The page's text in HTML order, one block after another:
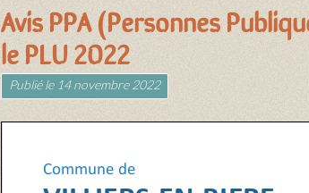
Avis PPA (Personnes
le PLU 2022
Publié le 14 novembre 2022